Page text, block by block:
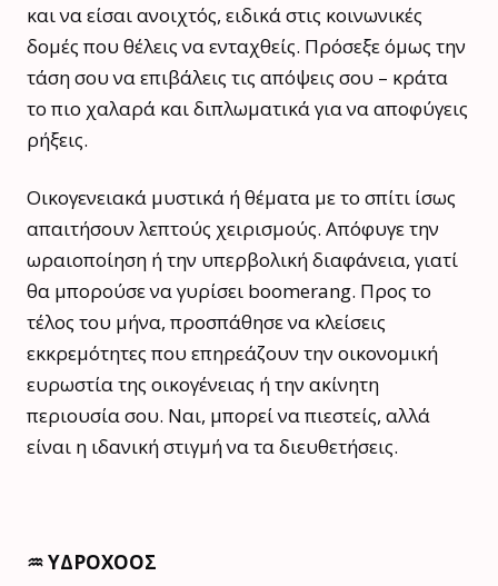
και να είσαι ανοιχτός, ειδικά στις κοινωνικές
δομές που θέλεις να ενταχθείς. Πρόσεξε όμως την
τάση σου να επιβάλεις τις απόψεις σου – κράτα
το πιο χαλαρά και διπλωματικά για να αποφύγεις
ρήξεις.
Οικογενειακά μυστικά ή θέματα με το σπίτι ίσως
απαιτήσουν λεπτούς χειρισμούς. Απόφυγε την
ωραιοποίηση ή την υπερβολική διαφάνεια, γιατί
θα μπορούσε να γυρίσει boomerang. Προς το
τέλος του μήνα, προσπάθησε να κλείσεις
εκκρεμότητες που επηρεάζουν την οικονομική
ευρωστία της οικογένειας ή την ακίνητη
περιουσία σου. Ναι, μπορεί να πιεστείς, αλλά
είναι η ιδανική στιγμή να τα διευθετήσεις.
♒️ ΥΔΡΟΧΟΟΣ